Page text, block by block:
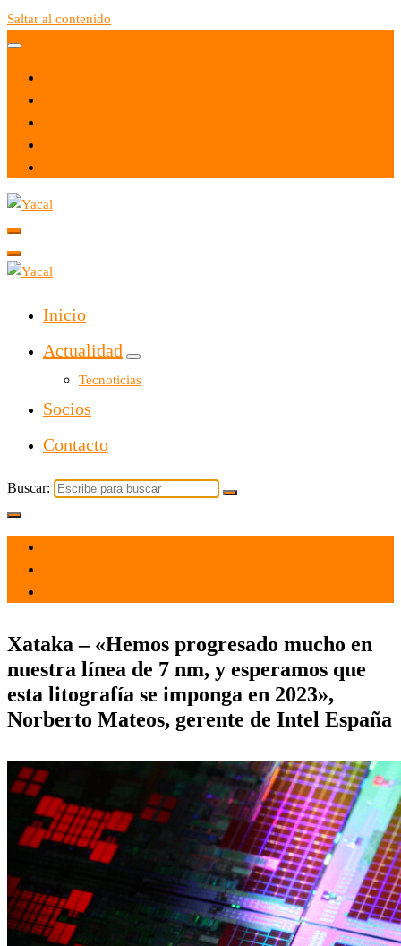
Saltar al contenido
Yacal micro hosting
Inicio
Actualidad
Tecnoticias
Socios
Contacto
Buscar:
Xataka – «Hemos progresado mucho en
nuestra línea de 7 nm, y esperamos que
esta litografía se imponga en 2023»,
Norberto Mateos, gerente de Intel España